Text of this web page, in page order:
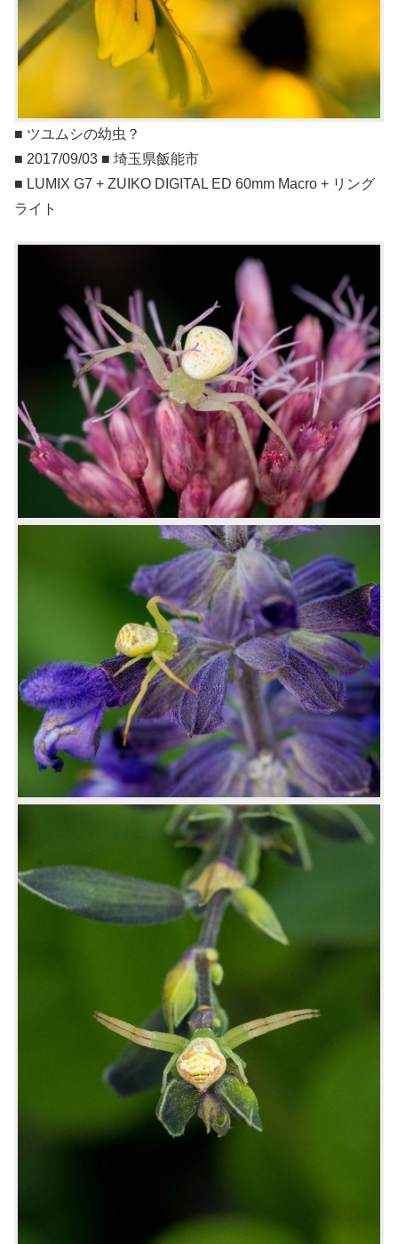
■ ツユムシの幼虫？
■ 2017/09/03 ■ 埼玉県飯能市
■ LUMIX G7 + ZUIKO DIGITAL ED 60mm Macro + リング
ライト